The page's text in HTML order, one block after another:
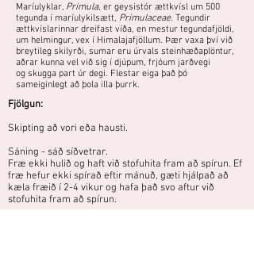
Maríulyklar, Primula, er geysistór ættkvísl um 500
tegunda í maríulykilsætt, Primulaceae. Tegundir
ættkvíslarinnar dreifast víða, en mestur tegundafjöldi,
um helmingur, vex í Himalajafjöllum. Þær vaxa því við
breytileg skilyrði, sumar eru úrvals steinhæðaplöntur,
aðrar kunna vel við sig í djúpum, frjóum jarðvegi
og skugga part úr degi. Flestar eiga það þó
sameiginlegt að þola illa þurrk.
Fjölgun:
Skipting að vori eða hausti.
Sáning - sáð síðvetrar.
Fræ ekki hulið og haft við stofuhita fram að spírun. Ef
fræ hefur ekki spírað eftir mánuð, gæti hjálpað að
kæla fræið í 2-4 vikur og hafa það svo aftur við
stofuhita fram að spírun.